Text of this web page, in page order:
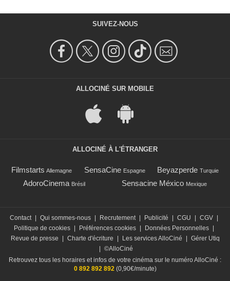
SUIVEZ-NOUS
ALLOCINÉ SUR MOBILE
ALLOCINÉ À L'ÉTRANGER
Filmstarts Allemagne SensaCine Espagne Beyazperde Turquie
AdoroCinema Brésil Sensacine México Mexique
Contact Qui sommes-nous Recrutement Publicité CGU CGV
Politique de cookies
Préférences cookies Données Personnelles
Revue de presse
Charte d'écriture Les services AlloCiné
Gérer Utiq
©AlloCiné
Retrouvez tous les horaires et infos de votre cinéma sur le numéro AlloCiné :
0 892 892 892(0,90€/minute)